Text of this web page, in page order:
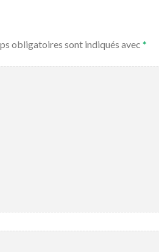
obligatoires sont indiqués avec*